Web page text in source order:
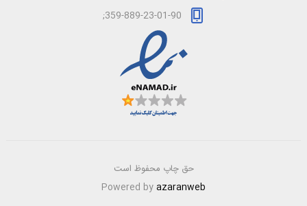
359-889-23-01-90;
حق چاپ محفوظ است
Powered byazaranweb